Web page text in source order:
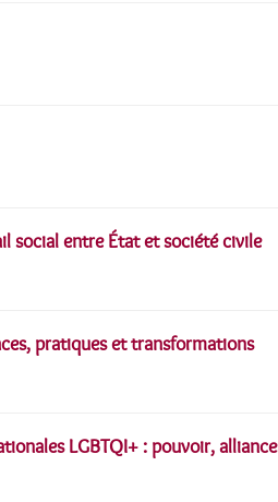
social entre État et société civile
pratiques et transformations
LGBTQI+ : pouvoir,